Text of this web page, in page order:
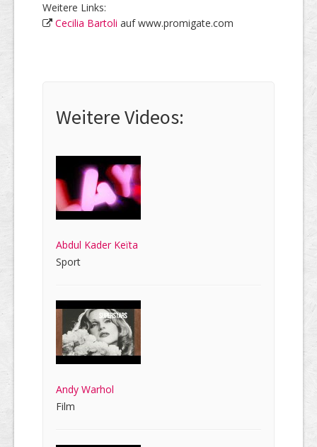
Weitere Links:
Cecilia Bartoli auf www.promigate.com
Weitere Videos:
Abdul Kader Keïta
Sport
Andy Warhol
Film